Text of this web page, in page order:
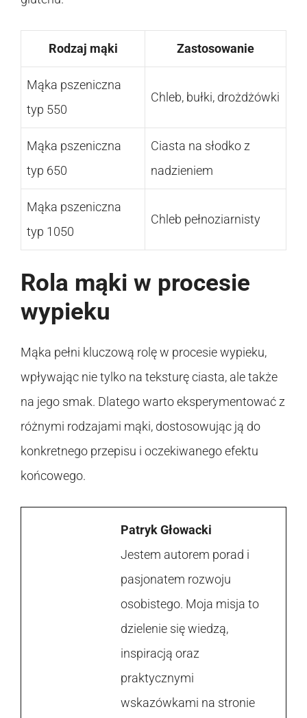
Rodzaj mąki Zastosowanie
Mąka pszeniczna
typ 550
Chleb, bułki, drożdżówki
Mąka pszeniczna
typ 650
Ciasta na słodko z
nadzieniem
Mąka pszeniczna
typ 1050
Chleb pełnoziarnisty
Rola mąki w procesie
wypieku
Mąka pełni kluczową rolę w procesie wypieku,
wpływając nie tylko na teksturę ciasta, ale także
na jego smak. Dlatego warto eksperymentować z
różnymi rodzajami mąki, dostosowując ją do
konkretnego przepisu i oczekiwanego efektu
końcowego.
Patryk Głowacki
Jestem autorem porad i
pasjonatem rozwoju
osobistego. Moja misja to
dzielenie się wiedzą,
inspiracją oraz
praktycznymi
wskazówkami na stronie